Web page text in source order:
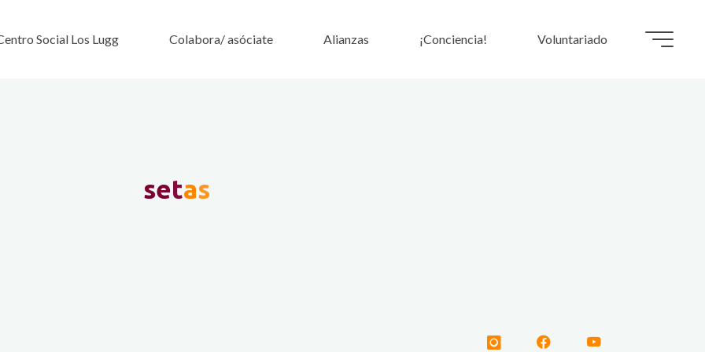
Social Los Lugg Colabora/ asóciate Alianzas ¡Conciencia! Voluntariado
setas